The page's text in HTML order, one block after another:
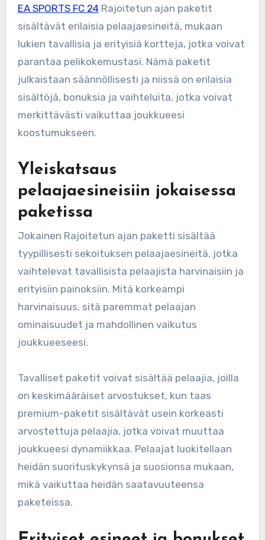
EA SPORTS FC 24Rajoitetun ajan paketit
sisältävät erilaisia pelaajaesineitä, mukaan
lukien tavallisia ja erityisiä kortteja, jotka voivat
parantaa pelikokemustasi. Nämä paketit
julkaistaan säännöllisesti ja niissä on erilaisia
sisältöjä, bonuksia ja vaihteluita, jotka voivat
merkittävästi vaikuttaa joukkueesi
koostumukseen.
Yleiskatsaus
pelaajaesineisiin jokaisessa
paketissa
Jokainen Rajoitetun ajan paketti sisältää
tyypillisesti sekoituksen pelaajaesineitä, jotka
vaihtelevat tavallisista pelaajista harvinaisiin ja
erityisiin painoksiin. Mitä korkeampi
harvinaisuus, sitä paremmat pelaajan
ominaisuudet ja mahdollinen vaikutus
joukkueeseesi.
Tavalliset paketit voivat sisältää pelaajia, joilla
on keskimääräiset arvostukset, kun taas
premium-paketit sisältävät usein korkeasti
arvostettuja pelaajia, jotka voivat muuttaa
joukkueesi dynamiikkaa. Pelaajat luokitellaan
heidän suorituskykynsä ja suosionsa mukaan,
mikä vaikuttaa heidän saatavuuteensa
paketeissa.